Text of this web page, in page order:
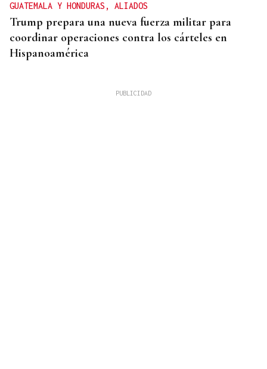
GUATEMALA Y HONDURAS, ALIADOS
Trump prepara una nueva fuerza militar para
coordinar operaciones contra los cárteles en
Hispanoamérica